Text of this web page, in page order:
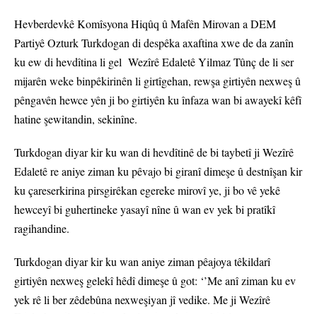
Hevberdevkê Komîsyona Hiqûq û Mafên Mirovan a DEM
Partiyê Ozturk Turkdogan di despêka axaftina xwe de da zanîn
ku ew di hevdîtina li gel Wezîrê Edaletê Yilmaz Tûnç de li ser
mijarên weke binpêkirinên li girtîgehan, rewşa girtiyên nexweş û
pêngavên hewce yên ji bo girtiyên ku înfaza wan bi awayekî kêfî
hatine şewitandin, sekinîne.
Turkdogan diyar kir ku wan di hevdîtinê de bi taybetî ji Wezîrê
Edaletê re aniye ziman ku pêvajo bi giranî dimeşe û destnîşan kir
ku çareserkirina pirsgirêkan egereke mirovî ye, ji bo vê yekê
hewceyî bi guhertineke yasayî nîne û wan ev yek bi pratîkî
ragihandine.
Turkdogan diyar kir ku wan aniye ziman pêajoya têkildarî
girtiyên nexweş gelekî hêdî dimeşe û got: ‘’Me anî ziman ku ev
yek rê li ber zêdebûna nexweşiyan jî vedike. Me ji Wezîrê